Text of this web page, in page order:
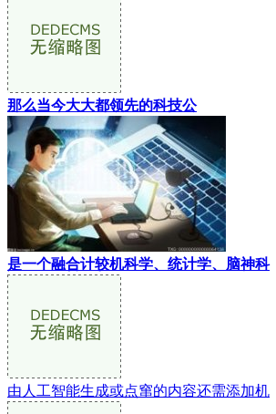
那么当今大大都领先的科技公
是一个融合计较机科学、统计学、脑神科
由人工智能生成或点窜的内容还需添加机